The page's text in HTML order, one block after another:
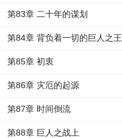
第83章 二十年的谋划
第84章 背负着一切的巨人之王
第85章 初衷
第86章 灾厄的起源
第87章 时间倒流
第88章 巨人之战上